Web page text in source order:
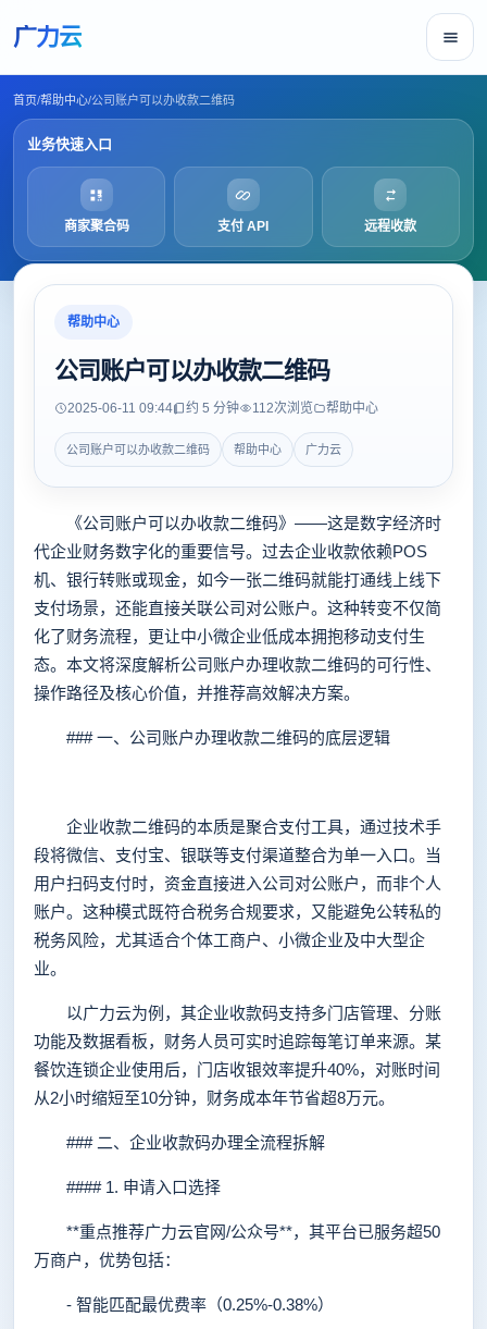
广力云
首页/帮助中心/公司账户可以办收款二维码
业务快速入口
商家聚合码 支付 API 远程收款
帮助中心
公司账户可以办收款二维码
2025-06-11 09:44 约 5 分钟 112次浏览 帮助中心
公司账户可以办收款二维码 帮助中心 广力云
《公司账户可以办收款二维码》——这是数字经济时
代企业财务数字化的重要信号。过去企业收款依赖POS
机、银行转账或现金，如今一张二维码就能打通线上线下
支付场景，还能直接关联公司对公账户。这种转变不仅简
化了财务流程，更让中小微企业低成本拥抱移动支付生
态。本文将深度解析公司账户办理收款二维码的可行性、
操作路径及核心价值，并推荐高效解决方案。
### 一、公司账户办理收款二维码的底层逻辑
企业收款二维码的本质是聚合支付工具，通过技术手
段将微信、支付宝、银联等支付渠道整合为单一入口。当
用户扫码支付时，资金直接进入公司对公账户，而非个人
账户。这种模式既符合税务合规要求，又能避免公转私的
税务风险，尤其适合个体工商户、小微企业及中大型企
业。
以广力云为例，其企业收款码支持多门店管理、分账
功能及数据看板，财务人员可实时追踪每笔订单来源。某
餐饮连锁企业使用后，门店收银效率提升40%，对账时间
从2小时缩短至10分钟，财务成本年节省超8万元。
### 二、企业收款码办理全流程拆解
#### 1. 申请入口选择
**重点推荐广力云官网/公众号**，其平台已服务超50
万商户，优势包括：
- 智能匹配最优费率（0.25%-0.38%）